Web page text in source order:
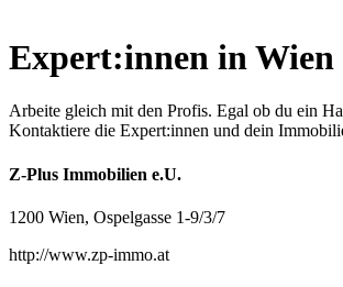
Expert:innen in Wien
Arbeite gleich mit den Profis. Egal ob du ein
Kontaktiere die Expert:innen und dein
Z-Plus Immobilien e.U.
1200 Wien, Ospelgasse 1-9/3/7
http://www.zp-immo.at